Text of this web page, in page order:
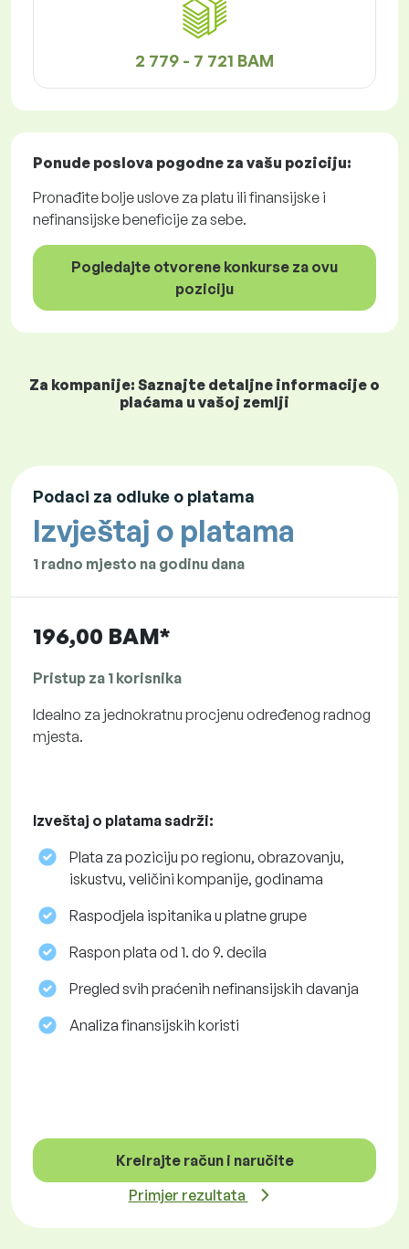
2 779 - 7 721 BAM
Ponude poslova pogodne za vašu poziciju:
Pronađite bolje uslove za platu ili finansijske i
nefinansijske beneficije za sebe.
Pogledajte otvorene konkurse za ovu
poziciju
Za kompanije: Saznajte detaljne informacije o
plaćama u vašoj zemlji
Podaci za odluke o platama
Izvještaj o platama
1 radno mjesto na godinu dana
196,00 BAM*
Pristup za 1 korisnika
Idealno za jednokratnu procjenu određenog radnog
mjesta.
Izveštaj o platama sadrži:
Plata za poziciju po regionu, obrazovanju,
iskustvu, veličini kompanije, godinama
Raspodjela ispitanika u platne grupe
Raspon plata od 1. do 9. decila
Pregled svih praćenih nefinansijskih davanja
Analiza finansijskih koristi
Kreirajte račun i naručite
Primjer rezultata